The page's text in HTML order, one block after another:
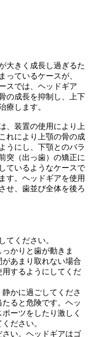
大きく成長し過ぎるた
っているケースが、
スでは、ヘッドギア
の成長を抑制し、上下
療します。
、装置の使用により上
れにより上顎の骨の成
うにし、下顎とのバラ
突（出っ歯）の矯正に
ているようなケースで
す。ヘッドギアを使用
せ、歯並び全体を後ろ
てください。
かりと歯が動きま
あまり取れない場合
するようにしてくだ
かに過ごしてくださ
ると危険です。ヘッ
ーツをしたり激しく
ださい。
い。ヘッドギアはゴ